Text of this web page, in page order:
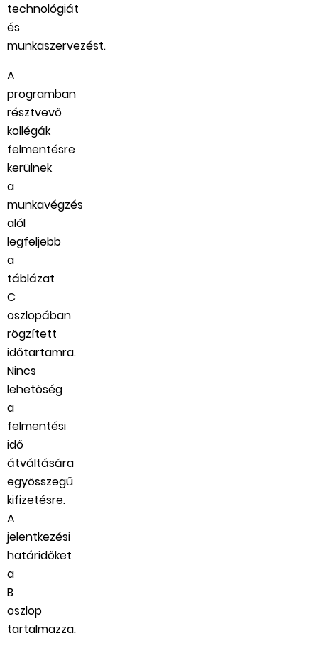
technológiát
és
munkaszervezést.
A
programban
résztvevő
kollégák
felmentésre
kerülnek
a
munkavégzés
alól
legfeljebb
a
táblázat
C
oszlopában
rögzített
időtartamra.
Nincs
lehetőség
a
felmentési
idő
átváltására
egyösszegű
kifizetésre.
A
jelentkezési
határidőket
a
B
oszlop
tartalmazza.